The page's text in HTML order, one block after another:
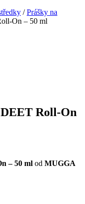
/Prášky na
On – 50 ml
Roll-On
– 50 ml od MUGGA